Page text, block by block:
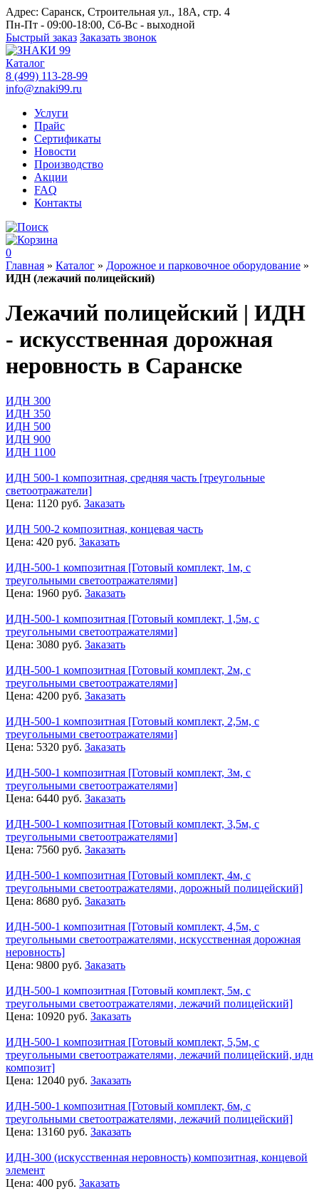
Адрес: Саранск, Строительная ул., 18А, стр. 4
Пн-Пт - 09:00-18:00, Сб-Вс - выходной
Быстрый заказ Заказать звонок
Каталог
8 (499) 113-28-99
info@znaki99.ru
Услуги
Прайс
Сертификаты
Новости
Производство
Акции
FAQ
Контакты
0
Главная » Каталог » Дорожное и парковочное оборудование »
ИДН (лежачий полицейский)
Лежачий полицейский | ИДН
- искусственная дорожная
неровность в Саранске
ИДН 300
ИДН 350
ИДН 500
ИДН 900
ИДН 1100
ИДН 500-1 композитная, средняя часть [треугольные
светоотражатели]
Цена: 1120 руб. Заказать
ИДН 500-2 композитная, концевая часть
Цена: 420 руб. Заказать
ИДН-500-1 композитная [Готовый комплект, 1м, с
треугольными светоотражателями]
Цена: 1960 руб. Заказать
ИДН-500-1 композитная [Готовый комплект, 1,5м, с
треугольными светоотражателями]
Цена: 3080 руб. Заказать
ИДН-500-1 композитная [Готовый комплект, 2м, с
треугольными светоотражателями]
Цена: 4200 руб. Заказать
ИДН-500-1 композитная [Готовый комплект, 2,5м, с
треугольными светоотражателями]
Цена: 5320 руб. Заказать
ИДН-500-1 композитная [Готовый комплект, 3м, с
треугольными светоотражателями]
Цена: 6440 руб. Заказать
ИДН-500-1 композитная [Готовый комплект, 3,5м, с
треугольными светоотражателями]
Цена: 7560 руб. Заказать
ИДН-500-1 композитная [Готовый комплект, 4м, с
треугольными светоотражателями, дорожный полицейский]
Цена: 8680 руб. Заказать
ИДН-500-1 композитная [Готовый комплект, 4,5м, с
треугольными светоотражателями, искусственная дорожная
неровность]
Цена: 9800 руб. Заказать
ИДН-500-1 композитная [Готовый комплект, 5м, с
треугольными светоотражателями, лежачий полицейский]
Цена: 10920 руб. Заказать
ИДН-500-1 композитная [Готовый комплект, 5,5м, с
треугольными светоотражателями, лежачий полицейский, идн
композит]
Цена: 12040 руб. Заказать
ИДН-500-1 композитная [Готовый комплект, 6м, с
треугольными светоотражателями, лежачий полицейский]
Цена: 13160 руб. Заказать
ИДН-300 (искусственная неровность) композитная, концевой
элемент
Цена: 400 руб. Заказать